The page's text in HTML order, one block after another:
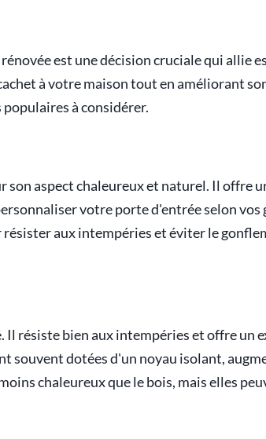
est une décision cruciale qui allie
à votre maison tout en améliorant
à considérer.
aspect chaleureux et naturel. Il offre
votre porte d'entrée selon vos
aux intempéries et éviter le
résiste bien aux intempéries et offre un
souvent dotées d'un noyau isolant,
chaleureux que le bois, mais elles